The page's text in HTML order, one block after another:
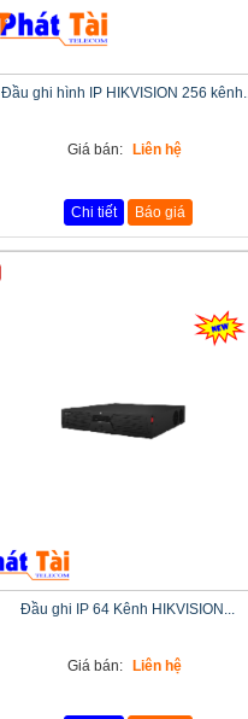
Đầu ghi hình IP HIKVISION 256 kênh...
Giá bán: Liên hệ
Chi tiết Báo giá
Đầu ghi IP 64 Kênh HIKVISION...
Giá bán: Liên hệ